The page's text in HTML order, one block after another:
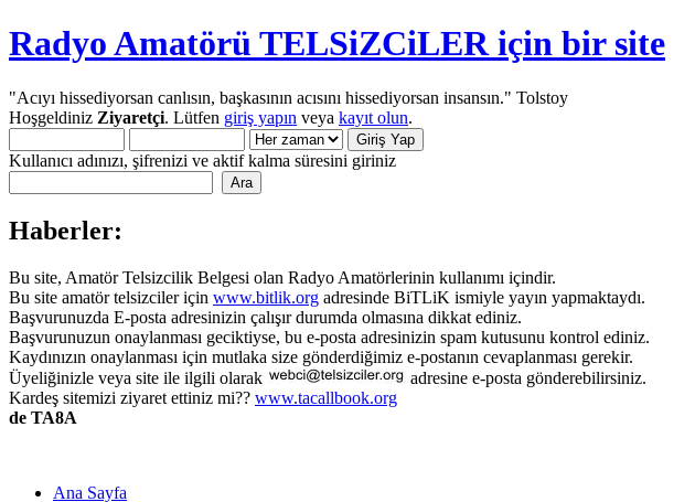
Radyo Amatörü TELSiZCiLER için bir site
"Acıyı hissediyorsan canlısın, başkasının acısını hissediyorsan insansın." Tolstoy
Hoşgeldiniz Ziyaretçi. Lütfen giriş yapın veya kayıt olun.
Kullanıcı adınızı, şifrenizi ve aktif kalma süresini giriniz
Haberler:
Bu site, Amatör Telsizcilik Belgesi olan Radyo Amatörlerinin kullanımı içindir.
Bu site amatör telsizciler için www.bitlik.org adresinde BiTLiK ismiyle yayın yapmaktaydı.
Başvurunuzda E-posta adresinizin çalışır durumda olmasına dikkat ediniz.
Başvurunuzun onaylanması geciktiyse, bu e-posta adresinizin spam kutusunu kontrol ediniz.
Kaydınızın onaylanması için mutlaka size gönderdiğimiz e-postanın cevaplanması gerekir.
Üyeliğinizle veya site ile ilgili olarak
adresine e-posta gönderebilirsiniz.
Kardeş sitemizi ziyaret ettiniz mi?? www.tacallbook.org
de TA8A
Ana Sayfa